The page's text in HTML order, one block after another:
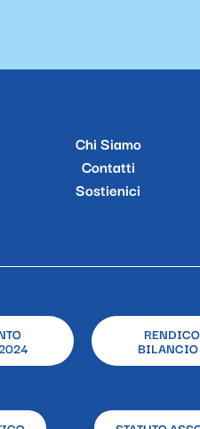
Chi Siamo
Contatti
Sostienici